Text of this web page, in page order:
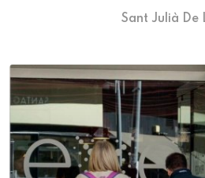
Sant Julià De